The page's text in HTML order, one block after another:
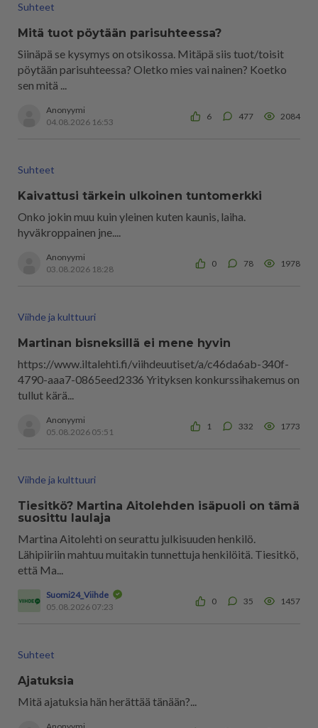
Suhteet
Mitä tuot pöytään parisuhteessa?
Siinäpä se kysymys on otsikossa. Mitäpä siis tuot/toisit
pöytään parisuhteessa? Oletko mies vai nainen? Koetko
sen mitä ...
Anonyymi
04.08.2026 16:53
6 477 2084
Suhteet
Kaivattusi tärkein ulkoinen tuntomerkki
Onko jokin muu kuin yleinen kuten kaunis, laiha.
hyväkroppainen jne....
Anonyymi
03.08.2026 18:28
0 78 1978
Viihde ja kulttuuri
Martinan bisneksillä ei mene hyvin
https://www.iltalehti.fi/viihdeuutiset/a/c46da6ab-340f-
4790-aaa7-0865eed2336 Yrityksen konkurssihakemus on
tullut kärä...
Anonyymi
05.08.2026 05:51
1 332 1773
Viihde ja kulttuuri
Tiesitkö? Martina Aitolehden isäpuoli on tämä
suosittu laulaja
Martina Aitolehti on seurattu julkisuuden henkilö.
Lähipiiriin mahtuu muitakin tunnettuja henkilöitä. Tiesitkö,
että Ma...
Suomi24_Viihde
05.08.2026 07:23
0 35 1457
Suhteet
Ajatuksia
Mitä ajatuksia hän herättää tänään?...